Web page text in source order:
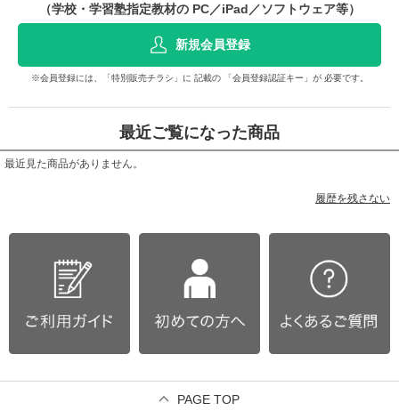
（学校・学習塾指定教材の PC／iPad／ソフトウェア等）
新規会員登録
※会員登録には、「特別販売チラシ」に 記載の 「会員登録認証キー」が 必要です。
最近ご覧になった商品
最近見た商品がありません。
履歴を残さない
PAGE TOP